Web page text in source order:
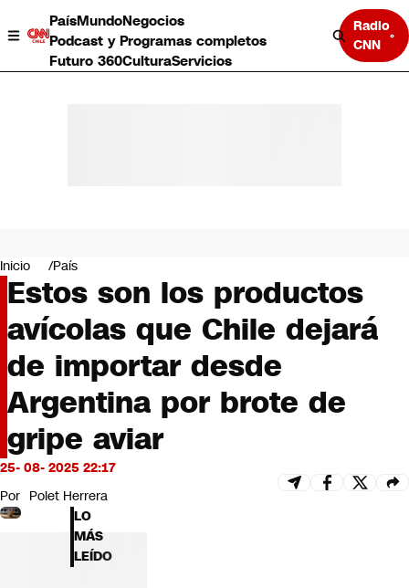
PaísMundoNegocios
Podcast y Programas completos
Futuro 360CulturaServicios
Radio
CNN
Negocios
Deportes
Programas completos
Cultura
Servicios
Bits
CNN tiempo
Futuro 360
Opinión
Inicio País
Estos son los productos
avícolas que Chile dejará
de importar desde
Argentina por brote de
gripe aviar
25- 08- 2025 22:17
Por Polet Herrera
LO
MÁS
LEÍDO